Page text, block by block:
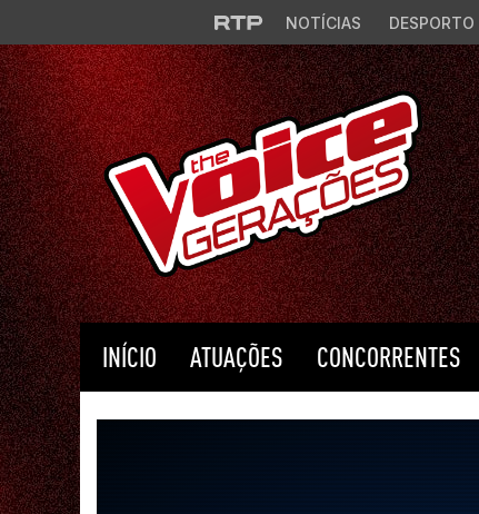
Saltar para o conteúdo principal
NOTÍCIAS DESPORTO
INÍCIO ATUAÇÕES CONCORRENTES